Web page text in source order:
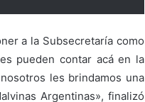
a la Subsecretaría como
pueden contar acá en la
les brindamos una
Argentinas», finalizó